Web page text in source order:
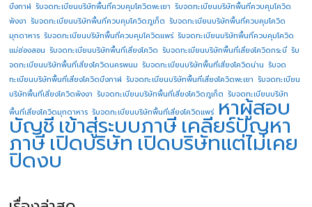
บึงกาฬ รับจดทะเบียนบริษัทพื้นที่ควบคุมโควิดพะเยา รับจดทะเบียนบริษัทพื้นที่ควบคุมโควิด
พังงา รับจดทะเบียนบริษัทพื้นที่ควบคุมโควิดภูเก็ต รับจดทะเบียนบริษัทพื้นที่ควบคุมโควิด
มุกดาหาร รับจดทะเบียนบริษัทพื้นที่ควบคุมโควิดแพร่ รับจดทะเบียนบริษัทพื้นที่ควบคุมโควิด
แม่ฮ่องสอน รับจดทะเบียนบริษัทพื้นที่เสี่ยงโควิด รับจดทะเบียนบริษัทพื้นที่เสี่ยงโควิดกระบี่ รับ
จดทะเบียนบริษัทพื้นที่เสี่ยงโควิดนครพนม รับจดทะเบียนบริษัทพื้นที่เสี่ยงโควิดน่าน รับจด
ทะเบียนบริษัทพื้นที่เสี่ยงโควิดบึงกาฬ รับจดทะเบียนบริษัทพื้นที่เสี่ยงโควิดพะเยา รับจดทะเบียน
บริษัทพื้นที่เสี่ยงโควิดพังงา รับจดทะเบียนบริษัทพื้นที่เสี่ยงโควิดภูเก็ต รับจดทะเบียนบริษัท
พื้นที่เสี่ยงโควิดมุกดาหาร รับจดทะเบียนบริษัทพื้นที่เสี่ยงโควิดแพร่ หาผู้สอบ
บัญชี เข้าสู่ระบบภาษี เคลียร์ปัญหา
ภาษีเปิดบริษัทเปิดบริษัทแต่ไม่เคย
ปิดงบ